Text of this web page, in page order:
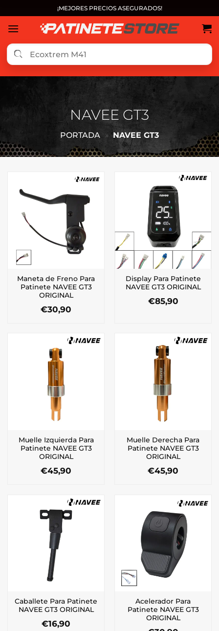
al
contenido
¡MEJORES PRECIOS ASEGURADOS!
NAVEE GT3
PORTADA » NAVEE GT3
Maneta de Freno Para
Patinete NAVEE GT3
ORIGINAL
€30,90
Display Para Patinete
NAVEE GT3 ORIGINAL
€85,90
Muelle Izquierda Para
Patinete NAVEE GT3
ORIGINAL
€45,90
Muelle Derecha Para
Patinete NAVEE GT3
ORIGINAL
€45,90
Caballete Para Patinete
NAVEE GT3 ORIGINAL
€16,90
Acelerador Para
Patinete NAVEE GT3
ORIGINAL